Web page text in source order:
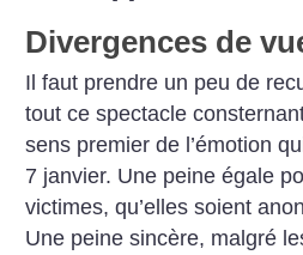
Divergences de
Il faut prendre un peu de
tout ce spectacle
sens premier de l’émotion
7 janvier. Une peine égale
victimes, qu’elles soient
Une peine sincère, malgré